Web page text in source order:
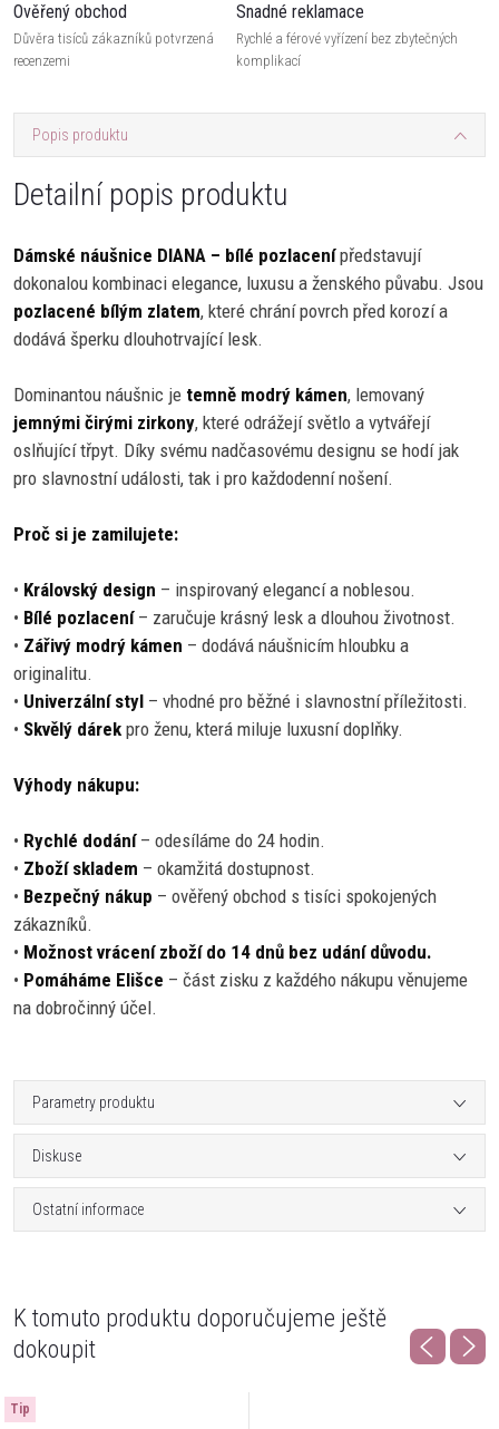
Ověřený obchod
Důvěra tisíců zákazníků potvrzená
recenzemi
Snadné reklamace
Rychlé a férové vyřízení bez zbytečných
komplikací
Popis produktu
Detailní popis produktu
Dámské náušnice DIANA – bílé pozlacenípředstavují
dokonalou kombinaci elegance, luxusu a ženského půvabu. Jsou
pozlacené bílým zlatem, které chrání povrch před korozí a
dodává šperku dlouhotrvající lesk.
Dominantou náušnic je temně modrý kámen, lemovaný
jemnými čirými zirkony, které odrážejí světlo a vytvářejí
oslňující třpyt. Díky svému nadčasovému designu se hodí jak
pro slavnostní události, tak i pro každodenní nošení.
Proč si je zamilujete:
• Královský design – inspirovaný elegancí a noblesou.
• Bílé pozlacení– zaručuje krásný lesk a dlouhou životnost.
• Zářivý modrý kámen – dodává náušnicím hloubku a
originalitu.
• Univerzální styl – vhodné pro běžné i slavnostní příležitosti.
• Skvělý dárek pro ženu, která miluje luxusní doplňky.
Výhody nákupu:
• Rychlé dodání– odesíláme do 24 hodin.
• Zboží skladem – okamžitá dostupnost.
• Bezpečný nákup – ověřený obchod s tisíci spokojených
zákazníků.
• Možnost vrácení zboží do 14 dnů bez udání důvodu.
• Pomáháme Elišce – část zisku z každého nákupu věnujeme
na dobročinný účel.
Parametry produktu
Diskuse
Ostatní informace
K tomuto produktu doporučujeme ještě
dokoupit
Tip